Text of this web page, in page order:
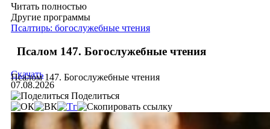
Читать полностью
Другие программы
Псалтирь: богослужебные чтения
Псалом 147. Богослужебные чтения
Псалом 147. Богослужебные чтения
Скачать
07.08.2026
Поделиться